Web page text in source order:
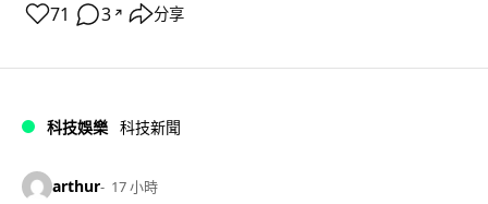
71 3 ↗ 分享
科技娛樂 科技新聞
arthur 17 小時